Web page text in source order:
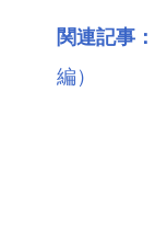
関連記事：
編）